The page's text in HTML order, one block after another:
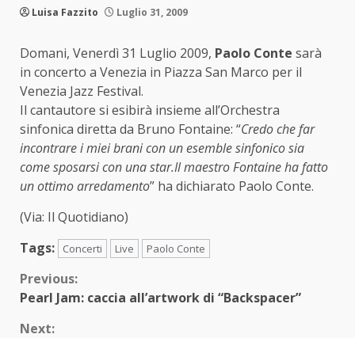
Luisa Fazzito Luglio 31, 2009
Domani, Venerdì 31 Luglio 2009, Paolo Conte sarà
in concerto a Venezia in Piazza San Marco per il
Venezia Jazz Festival.
Il cantautore si esibirà insieme all’Orchestra
sinfonica diretta da Bruno Fontaine: “Credo che far
incontrare i miei brani con un esemble sinfonico sia
come sposarsi con una star.Il maestro Fontaine ha fatto
un ottimo arredamento” ha dichiarato Paolo Conte.
(Via: Il Quotidiano)
Tags:
Concerti Live Paolo Conte
Continue
Previous:
Pearl Jam: caccia all’artwork di “Backspacer”
Next: